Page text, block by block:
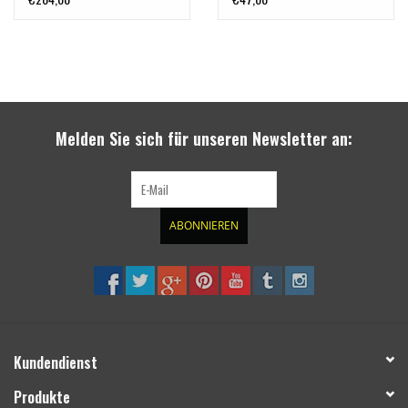
Melden Sie sich für unseren Newsletter an:
ABONNIEREN
Kundendienst
Produkte